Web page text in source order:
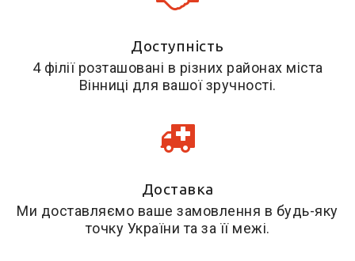
Доступність
4 філії розташовані в різних районах міста
Вінниці для вашої зручності.
Доставка
Ми доставляємо ваше замовлення в будь-яку
точку України та за її межі.